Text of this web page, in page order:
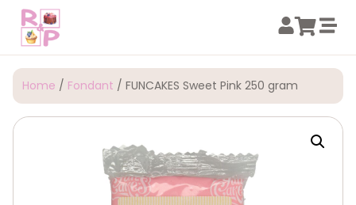
Home / Fondant / FUNCAKES Sweet Pink 250 gram